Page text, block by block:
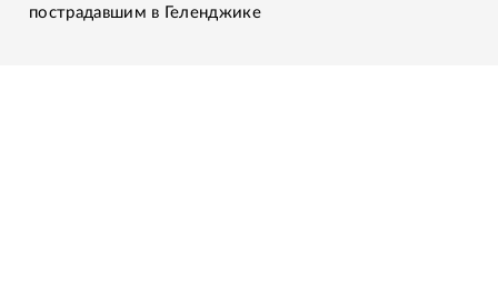
пострадавшим в Геленджике